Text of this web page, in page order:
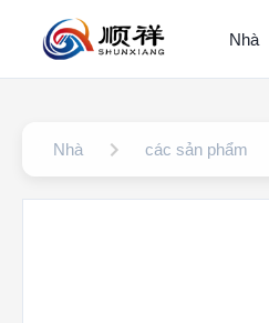
Nhà
Nhà các sản phẩm